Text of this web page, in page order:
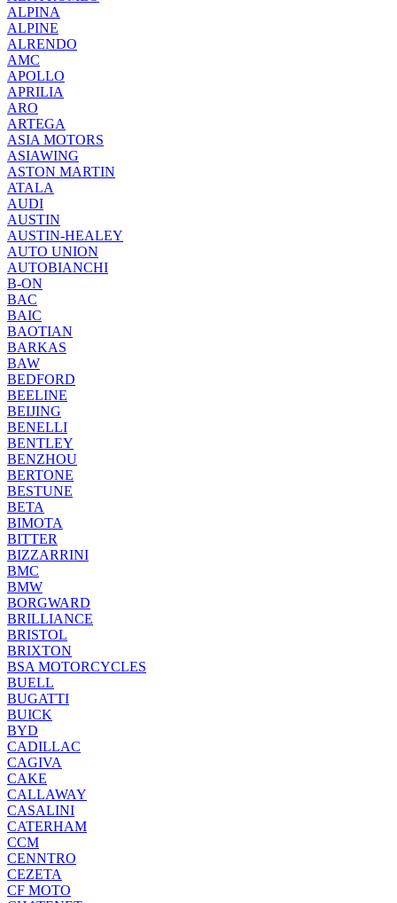
ALPINA
ALPINE
ALRENDO
AMC
APOLLO
APRILIA
ARO
ARTEGA
ASIA MOTORS
ASIAWING
ASTON MARTIN
ATALA
AUDI
AUSTIN
AUSTIN-HEALEY
AUTO UNION
AUTOBIANCHI
B-ON
BAC
BAIC
BAOTIAN
BARKAS
BAW
BEDFORD
BEELINE
BEIJING
BENELLI
BENTLEY
BENZHOU
BERTONE
BESTUNE
BETA
BIMOTA
BITTER
BIZZARRINI
BMC
BMW
BORGWARD
BRILLIANCE
BRISTOL
BRIXTON
BSA MOTORCYCLES
BUELL
BUGATTI
BUICK
BYD
CADILLAC
CAGIVA
CAKE
CALLAWAY
CASALINI
CATERHAM
CCM
CENNTRO
CEZETA
CF MOTO